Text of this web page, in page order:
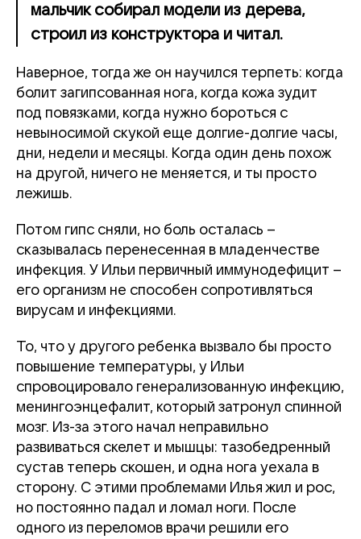
мальчик собирал модели из дерева,
строил из конструктора и читал.
Наверное, тогда же он научился терпеть: когда
болит загипсованная нога, когда кожа зудит
под повязками, когда нужно бороться с
невыносимой скукой еще долгие-долгие часы,
дни, недели и месяцы. Когда один день похож
на другой, ничего не меняется, и ты просто
лежишь.
Потом гипс сняли, но боль осталась –
сказывалась перенесенная в младенчестве
инфекция. У Ильи первичный иммунодефицит –
его организм не способен сопротивляться
вирусам и инфекциями.
То, что у другого ребенка вызвало бы просто
повышение температуры, у Ильи
спровоцировало генерализованную инфекцию,
менингоэнцефалит, который затронул спинной
мозг. Из-за этого начал неправильно
развиваться скелет и мышцы: тазобедренный
сустав теперь скошен, и одна нога уехала в
сторону. С этими проблемами Илья жил и рос,
но постоянно падал и ломал ноги. После
одного из переломов врачи решили его